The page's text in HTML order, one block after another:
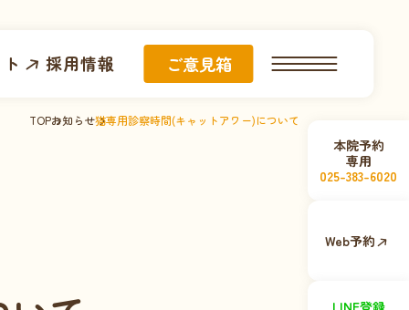
採用情報 ご意見箱
本院予約
専用
025-383-6020
Web予約
LINE登録
TOPお知らせ猫専用診察時間(キャットアワー)について